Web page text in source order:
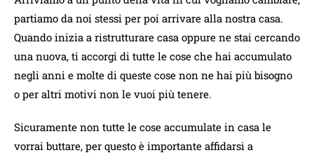
partiamo da noi stessi per poi arrivare alla nostra casa.
Quando inizia a ristrutturare casa oppure ne stai cercando
una nuova, ti accorgi di tutte le cose che hai accumulato
negli anni e molte di queste cose non ne hai più bisogno
o per altri motivi non le vuoi più tenere.
Sicuramente non tutte le cose accumulate in casa le
vorrai buttare, per questo è importante affidarsi a